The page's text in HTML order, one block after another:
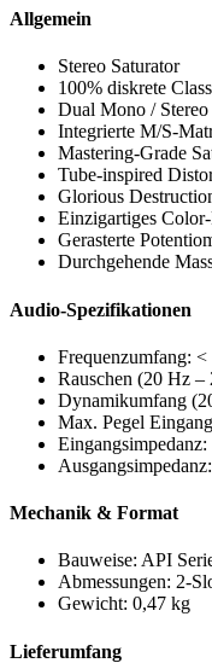
Allgemein
Stereo Saturator
100% diskrete
Dual Mono /
Integrierte M/S-
Mastering-Grade
Tube-inspired
Glorious
Einzigartiges
Gerasterte
Durchgehende
Audio-Spezifikationen
Frequenzumfang:
Rauschen (20 Hz
Dynamikumfang
Max. Pegel
Mechanik & Format
Bauweise: API
Abmessungen: 2-
Gewicht: 0,47 kg
Lieferumfang